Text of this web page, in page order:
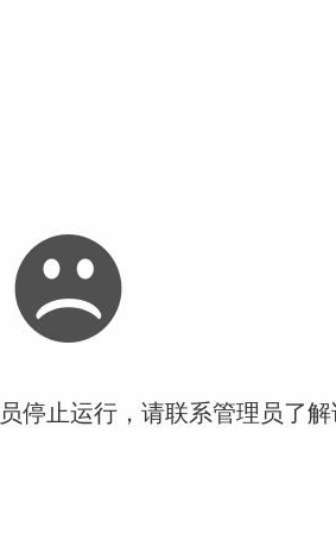
停止运行，请联系管理员了